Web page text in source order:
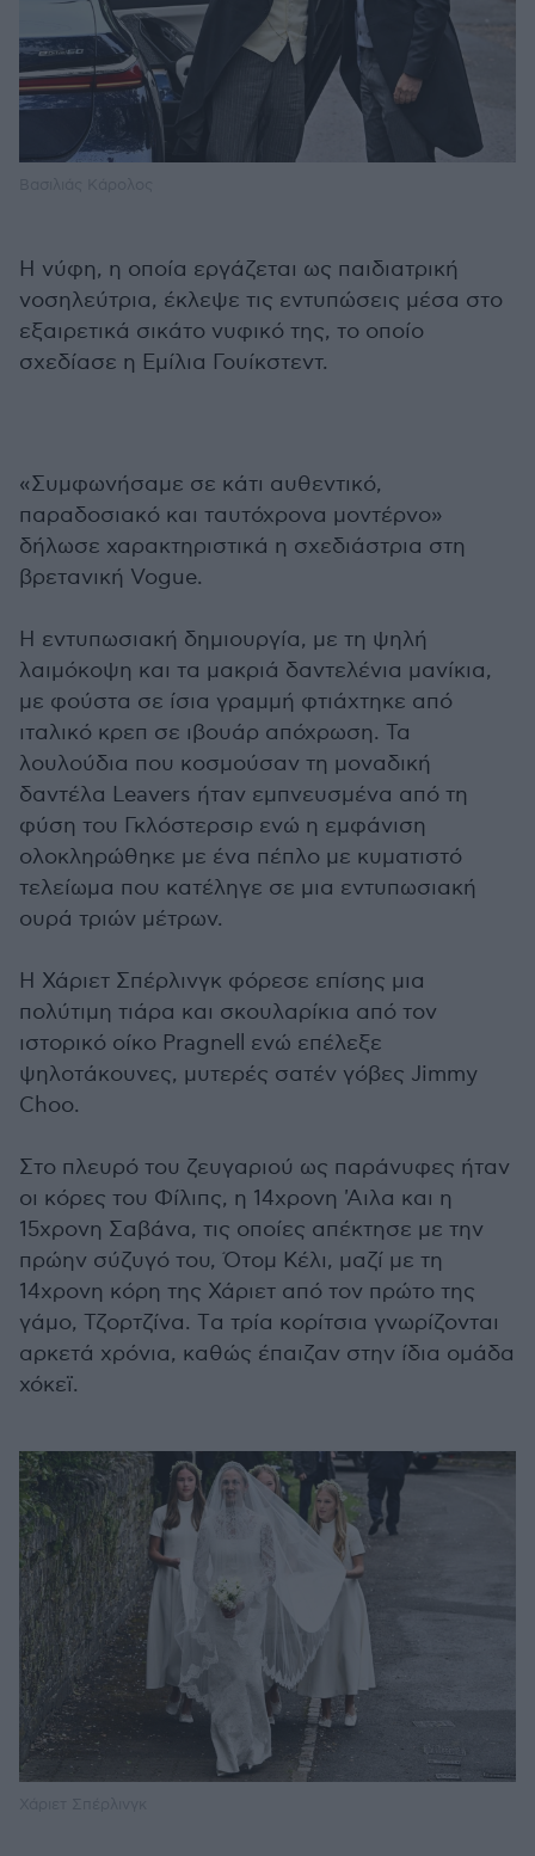
Η νύφη, η οποία εργάζεται ως παιδιατρική
νοσηλεύτρια, έκλεψε τις εντυπώσεις μέσα στο
εξαιρετικά σικάτο νυφικό της, το οποίο
σχεδίασε η Εμίλια Γουίκστεντ.
«Συμφωνήσαμε σε κάτι αυθεντικό,
παραδοσιακό και ταυτόχρονα μοντέρνο»
δήλωσε χαρακτηριστικά η σχεδιάστρια στη
βρετανική Vogue.
Η εντυπωσιακή δημιουργία, με τη ψηλή
λαιμόκοψη και τα μακριά δαντελένια μανίκια,
με φούστα σε ίσια γραμμή φτιάχτηκε από
ιταλικό κρεπ σε ιβουάρ απόχρωση. Τα
λουλούδια που κοσμούσαν τη μοναδική
δαντέλα Leavers ήταν εμπνευσμένα από τη
φύση του Γκλόστερσιρ ενώ η εμφάνιση
ολοκληρώθηκε με ένα πέπλο με κυματιστό
τελείωμα που κατέληγε σε μια εντυπωσιακή
ουρά τριών μέτρων.
Η Χάριετ Σπέρλινγκ φόρεσε επίσης μια
πολύτιμη τιάρα και σκουλαρίκια από τον
ιστορικό οίκο Pragnell ενώ επέλεξε
ψηλοτάκουνες, μυτερές σατέν γόβες Jimmy
Choo.
Στο πλευρό του ζευγαριού ως παράνυφες ήταν
οι κόρες του Φίλιπς, η 14χρονη 'Αιλα και η
15χρονη Σαβάνα, τις οποίες απέκτησε με την
πρώην σύζυγό του, Ότομ Κέλι, μαζί με τη
14χρονη κόρη της Χάριετ από τον πρώτο της
γάμο, Τζορτζίνα. Tα τρία κορίτσια γνωρίζονται
αρκετά χρόνια, καθώς έπαιζαν στην ίδια ομάδα
χόκεϊ.